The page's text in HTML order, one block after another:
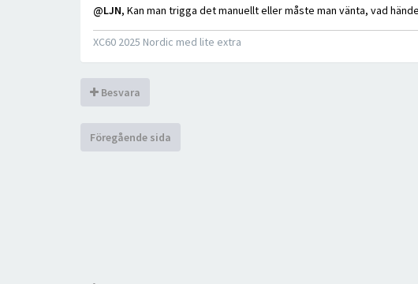
@LJN, Kan man trigga det manuellt eller måste man vänta, vad
XC60 2025 Nordic med lite extra
Besvara
Föregående sida